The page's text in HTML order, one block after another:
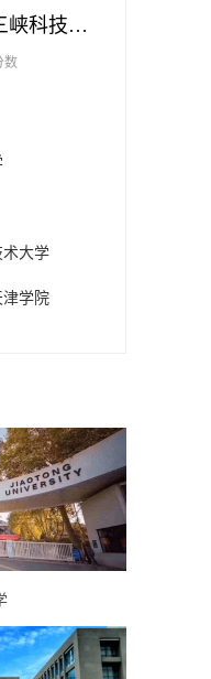
重庆三峡科技大学
数
大学
津学院